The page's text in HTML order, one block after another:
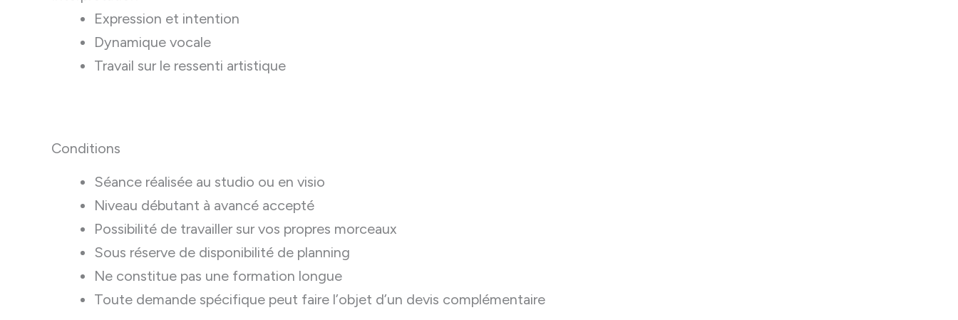
Expression et intention
Dynamique vocale
Travail sur le ressenti artistique
Conditions
Séance réalisée au studio ou en visio
Niveau débutant à avancé accepté
Possibilité de travailler sur vos propres morceaux
Sous réserve de disponibilité de planning
Ne constitue pas une formation longue
Toute demande spécifique peut faire l’objet d’un devis complémentaire